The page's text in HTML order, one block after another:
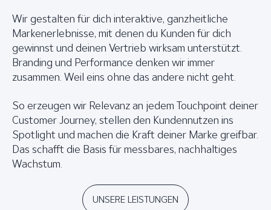
Wir gestalten für dich interaktive, ganzheitliche
Markenerlebnisse, mit denen du Kunden für dich
gewinnst und deinen Vertrieb wirksam unterstützt.
Branding und Performance denken wir immer
zusammen. Weil eins ohne das andere nicht geht.
So erzeugen wir Relevanz an jedem Touchpoint deiner
Customer Journey, stellen den Kundennutzen ins
Spotlight und machen die Kraft deiner Marke greifbar.
Das schafft die Basis für messbares, nachhaltiges
Wachstum.
UNSERE LEISTUNGEN